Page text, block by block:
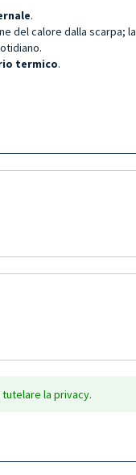
.
del calore dalla scarpa; la
termico.
la privacy.